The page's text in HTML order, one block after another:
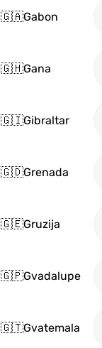
🇬🇦Gabon
🇬🇭Gana
🇬🇮Gibraltar
🇬🇩Grenada
🇬🇪Gruzija
🇬🇵Gvadalupe
🇬🇹Gvatemala